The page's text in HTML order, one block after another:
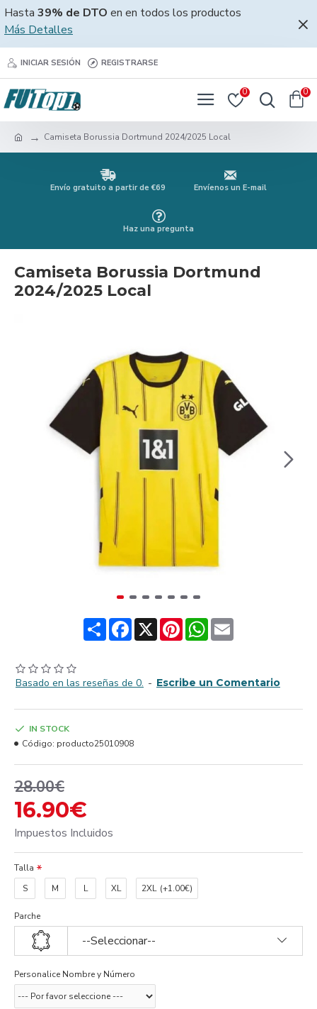
Hasta 39% de DTO en en todos los productos
Más Detalles
INICIAR SESIÓN REGISTRARSE
0 0
Camiseta Borussia Dortmund 2024/2025 Local
Envío gratuito a partir de €69 Envíenos un E-mail
Haz una pregunta
Camiseta Borussia Dortmund
2024/2025 Local
ShareFacebook
X PinterestWhatsApp
Email
Basado en las reseñas de 0. - Escribe un Comentario
16.90€
28.00€
Impuestos Incluidos
IN STOCK
Código: producto25010908
Talla
S
M L XL 2XL (+1.00€)
Parche
--Seleccionar--
Personalice Nombre y Número